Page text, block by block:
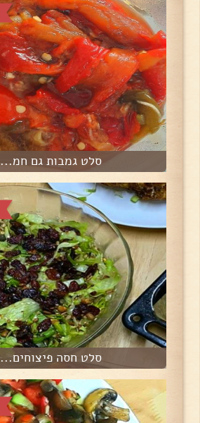
סלט גמבות גם חמ...
סלט חסה פיצוחים...